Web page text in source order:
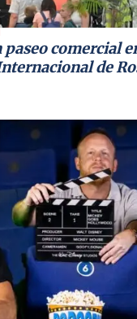
comercial
de